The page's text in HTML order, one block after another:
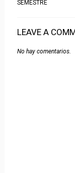
SEMESTRE
LEAVE A
No hay comentarios.